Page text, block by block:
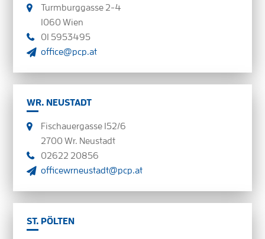
Turmburggasse 2-4
1060 Wien
01 5953495
office@pcp.at
WR. NEUSTADT
Fischauergasse 152/6
2700 Wr. Neustadt
02622 20856
officewrneustadt@pcp.at
ST. PÖLTEN